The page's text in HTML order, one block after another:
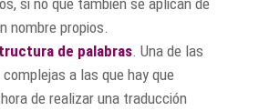
nombre propios.
de palabras. Una de las
a las que hay que
de realizar una traducción